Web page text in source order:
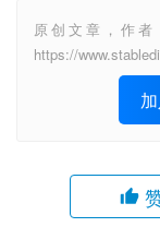
原创文章，作
https://